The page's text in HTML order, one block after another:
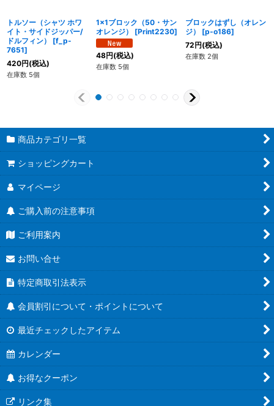
トルソー（シャツ ホワ
イト・サイドジッパー/
ドルフィン）
[f_p-
7651]
420円(税込)
在庫数 5個
1x1ブロック（50・サン
オレンジ）
[Print2230]
48円(税込)
在庫数 5個
ブロックはずし（オレン
ジ）
[p-o186]
72円(税込)
在庫数 2個
商品カテゴリ一覧
ショッピングカート
マイページ
ご購入前の注意事項
ご利用案内
お問い合せ
特定商取引法表示
会員割引について・ポイントについて
最近チェックしたアイテム
カレンダー
お得なクーポン
リンク集